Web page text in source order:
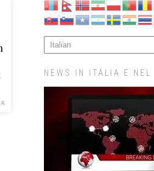
NEWS IN ITALIA E NEL